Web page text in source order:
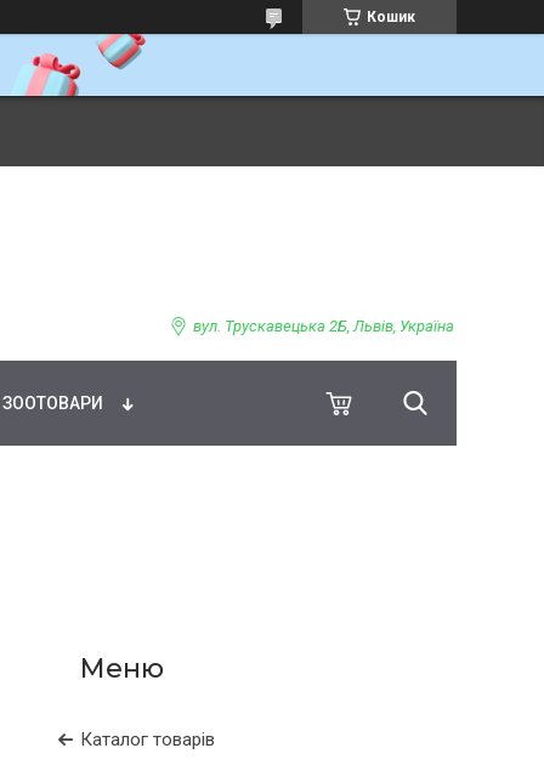
Кошик
вул. Трускавецька 2Б, Львів, Україна
ЗООТОВАРИ
Каталог товарів